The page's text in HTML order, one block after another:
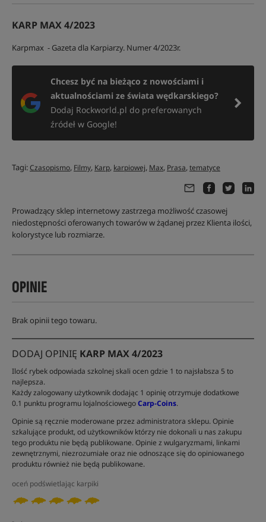
KARP MAX 4/2023
Karpmax - Gazeta dla Karpiarzy. Numer 4/2023r.
Chcesz być na bieżąco z nowościami i
aktualnościami ze świata wędkarskiego?
Dodaj Rockworld.pl do preferowanych
źródeł w Google!
Tagi:Czasopismo, Filmy, Karp, karpiowej, Max, Prasa,tematyce
Prowadzący sklep internetowy zastrzega możliwość czasowej
niedostępności oferowanych towarów w żądanej przez Klienta ilości,
kolorystyce lub rozmiarze.
OPINIE
Brak opinii tego towaru.
DODAJ OPINIĘ KARP MAX 4/2023
Ilość rybek odpowiada szkolnej skali ocen gdzie 1 to najsłabsza 5 to
najlepsza.
Każdy zalogowany użytkownik dodając 1 opinię otrzymuje dodatkowe
0.1 punktu programu lojalnościowegoCarp-Coins.
Opinie są ręcznie moderowane przez administratora sklepu. Opinie
szkalujące produkt, od użytkowników którzy nie dokonali u nas zakupu
tego produktu nie będą publikowane. Opinie z wulgaryzmami, linkami
zewnętrznymi, niezrozumiałe oraz nie odnoszące się do opiniowanego
produktu również nie będą publikowane.
oceń podświetlając karpiki